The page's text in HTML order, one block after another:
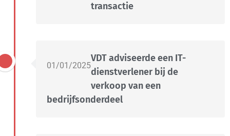
transactie
01/01/2025
VDT adviseerde een IT-
dienstverlener bij de
verkoop van een
bedrijfsonderdeel